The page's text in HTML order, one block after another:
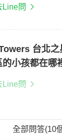
Line問
台北
小孩都在哪
Line問
全部問答(10